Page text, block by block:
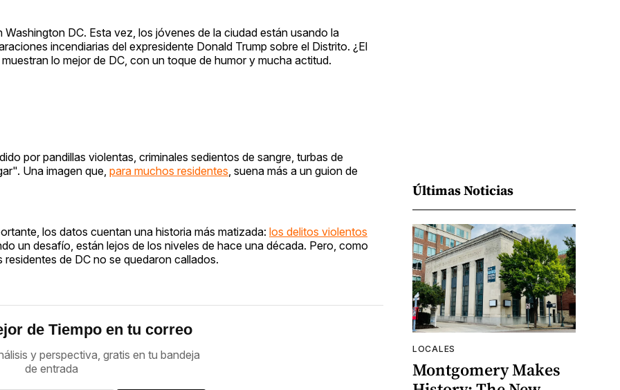
DC. Esta vez, los jóvenes de la ciudad están usando la
incendiarias del expresidente Donald Trump sobre el Distrito. ¿El
lo mejor de DC, con un toque de humor y mucha actitud.
por pandillas violentas, criminales sedientos de sangre, turbas de
Una imagen que, para muchos residentes , suena más a un guion de
los datos cuentan una historia más matizada: los delitos violentos
un desafío, están lejos de los niveles de hace una década. Pero, como
de DC no se quedaron callados.
de Tiempo en tu correo
y perspectiva, gratis en tu bandeja
de entrada
Últimas Noticias
LOCALES
Montgomery Makes